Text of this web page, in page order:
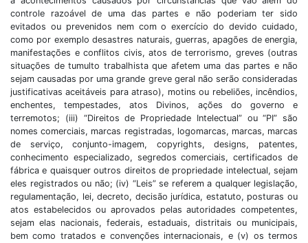
controle razoável de uma das partes e não poderiam ter sido
evitados ou prevenidos nem com o exercício do devido cuidado,
como por exemplo desastres naturais, guerras, apagões de energia,
manifestações e conflitos civis, atos de terrorismo, greves (outras
situações de tumulto trabalhista que afetem uma das partes e não
sejam causadas por uma grande greve geral não serão consideradas
justificativas aceitáveis para atraso), motins ou rebeliões, incêndios,
enchentes, tempestades, atos Divinos, ações do governo e
terremotos; (iii) “Direitos de Propriedade Intelectual” ou “PI” são
nomes comerciais, marcas registradas, logomarcas, marcas, marcas
de serviço, conjunto-imagem, copyrights, designs, patentes,
conhecimento especializado, segredos comerciais, certificados de
fábrica e quaisquer outros direitos de propriedade intelectual, sejam
eles registrados ou não; (iv) “Leis” se referem a qualquer legislação,
regulamentação, lei, decreto, decisão jurídica, estatuto, posturas ou
atos estabelecidos ou aprovados pelas autoridades competentes,
sejam elas nacionais, federais, estaduais, distritais ou municipais,
bem como tratados e convenções internacionais, e (v) os termos